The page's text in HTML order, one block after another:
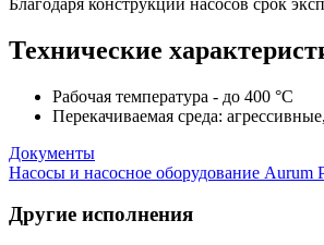
Технические
Рабочая температура - до 400 °C
Перекачиваемая среда:
Документы
Насосы и насосное оборудование Aurum
Другие исполнения